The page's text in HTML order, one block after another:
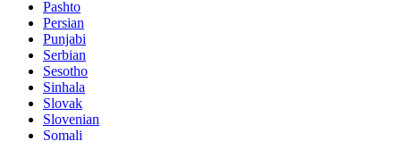
Pashto
Persian
Punjabi
Serbian
Sesotho
Sinhala
Slovak
Slovenian
Somali